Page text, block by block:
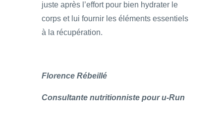
juste après l’effort pour bien hydrater le
corps et lui fournir les éléments essentiels
à la récupération.
Florence Rébeillé
Consultante nutritionniste pour u-Run